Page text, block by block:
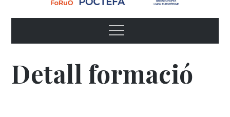
FoRuO
frutos
Menu
Detall formació